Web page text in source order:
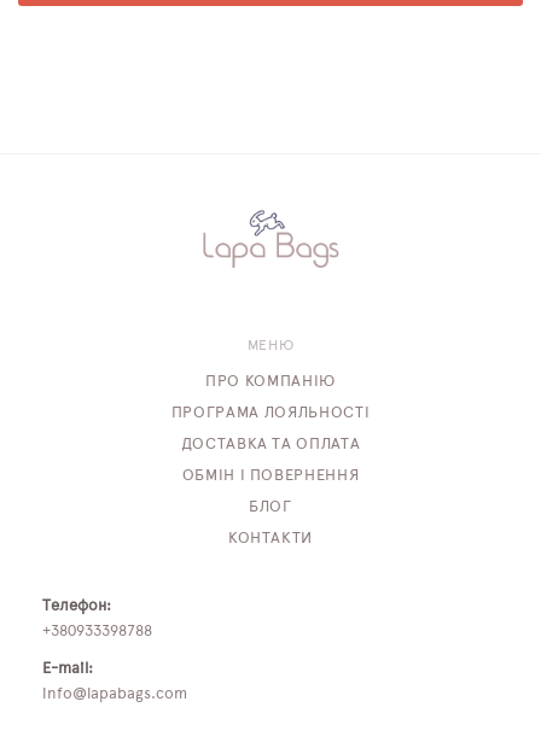
МЕНЮ
ПРО КОМПАНІЮ
ПРОГРАМА ЛОЯЛЬНОСТІ
ДОСТАВКА ТА ОПЛАТА
ОБМІН І ПОВЕРНЕННЯ
БЛОГ
КОНТАКТИ
Телефон:
+380933398788
E-mail:
info@lapabags.com